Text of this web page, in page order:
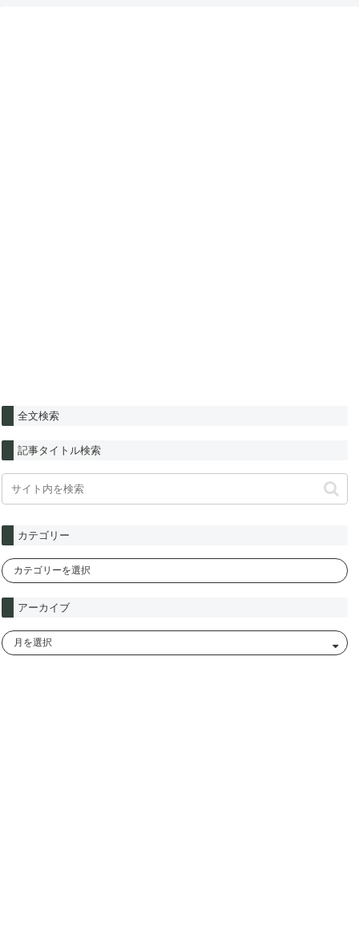
全文検索
記事タイトル検索
カテゴリー
アーカイブ